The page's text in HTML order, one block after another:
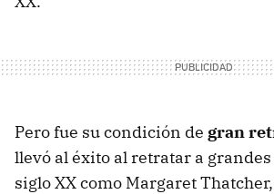
Pero fue su condición de gran
llevó al éxito al retratar a
siglo XX como Margaret